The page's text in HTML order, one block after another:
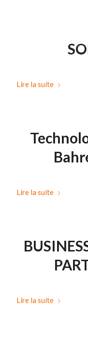
Lire la suite
Lire la suite
Lire la suite